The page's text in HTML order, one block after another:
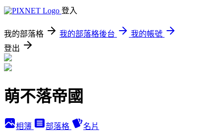
登入
我的部落格 我的部落格後台
我的帳號
登出
萌不落帝國
相簿 部落格 名片